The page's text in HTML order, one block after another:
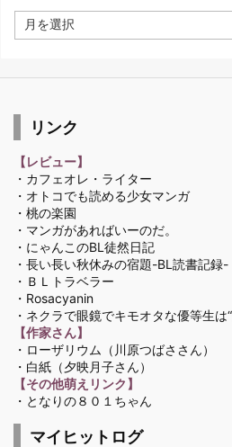
別
リンク
【レビュー】
・カフェオレ・ライター
・オトコでも読める少女マンガ
・桃の楽園
・マンガがあればいーのだ。
・にゃんこのBL徒然日記
・長い長い秋休みの宿題-BL読書記録-
・ＢＬトラベラー
・Rosacyanin
・ネクラで眼鏡でキモオタな優等生は
【作家さん】
・ローザリウム （川原つばささん）
・白紙 （夕映月子さん）
【その他萌えリンク】
・となりの８０１ちゃん
マイヒットログ